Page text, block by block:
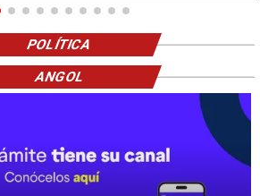
POLÍTICA
ANGOL